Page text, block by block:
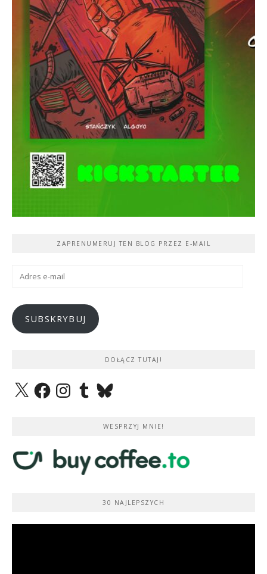
ZAPRENUMERUJ TEN BLOG PRZEZ E-MAIL
SUBSKRYBUJ
DOŁĄCZ TUTAJ!
X FacebookInstagramTumblrBluesky
WESPRZYJ MNIE!
30 NAJLEPSZYCH